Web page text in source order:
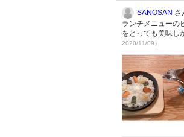
SANOSAN さ
ランチメニューの
をとっても美味し
2020/11/09）